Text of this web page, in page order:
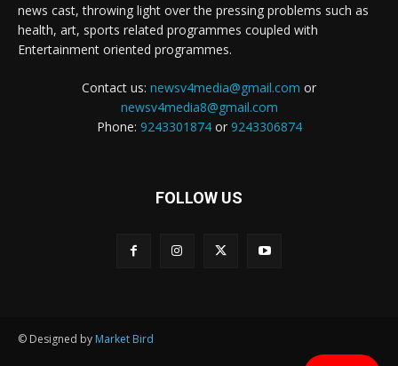
news cast, throwing light over the pressing problems such as
health, art, sports related programmes coupled with
Entertainment oriented programmes.
Contact us: newsv4media@gmail.com or
newsv4media8@gmail.com
Phone: 9243301874or 9243306874
FOLLOW US
© Designed by Market Bird